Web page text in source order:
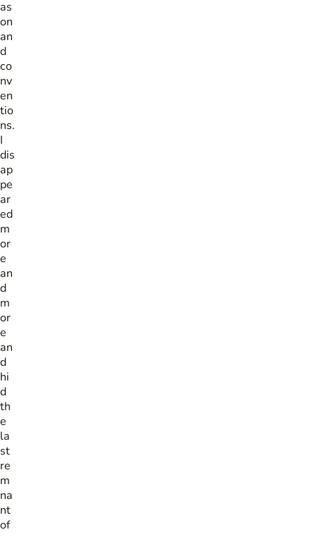
as
on
an
d
co
nv
en
tio
ns.
I
dis
ap
pe
ar
ed
m
or
e
an
d
m
or
e
an
d
hi
d
th
e
la
st
re
m
na
nt
of